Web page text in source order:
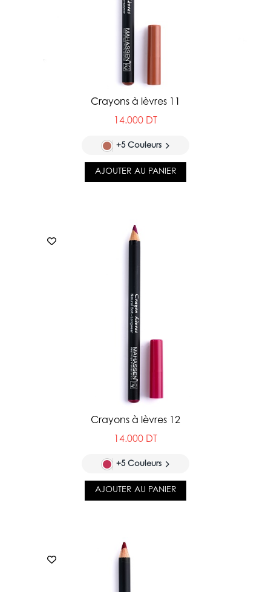
Crayons à lèvres 11
14.000 DT
+5 Couleurs
AJOUTER AU PANIER
Crayons à lèvres 12
14.000 DT
+5 Couleurs
AJOUTER AU PANIER